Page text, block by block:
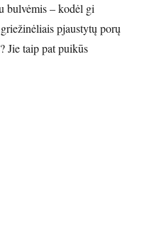
bulvėmis – kodėl gi
pjaustytų porų
Jie taip pat puikūs